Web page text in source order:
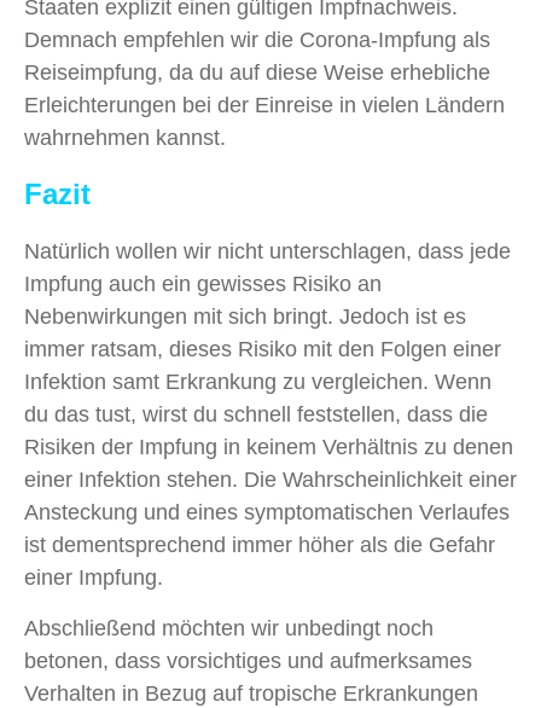
Staaten explizit einen gültigen Impfnachweis.
Demnach empfehlen wir die Corona-Impfung als
Reiseimpfung, da du auf diese Weise erhebliche
Erleichterungen bei der Einreise in vielen Ländern
wahrnehmen kannst.
Fazit
Natürlich wollen wir nicht unterschlagen, dass jede
Impfung auch ein gewisses Risiko an
Nebenwirkungen mit sich bringt. Jedoch ist es
immer ratsam, dieses Risiko mit den Folgen einer
Infektion samt Erkrankung zu vergleichen. Wenn
du das tust, wirst du schnell feststellen, dass die
Risiken der Impfung in keinem Verhältnis zu denen
einer Infektion stehen. Die Wahrscheinlichkeit einer
Ansteckung und eines symptomatischen Verlaufes
ist dementsprechend immer höher als die Gefahr
einer Impfung.
Abschließend möchten wir unbedingt noch
betonen, dass vorsichtiges und aufmerksames
Verhalten in Bezug auf tropische Erkrankungen